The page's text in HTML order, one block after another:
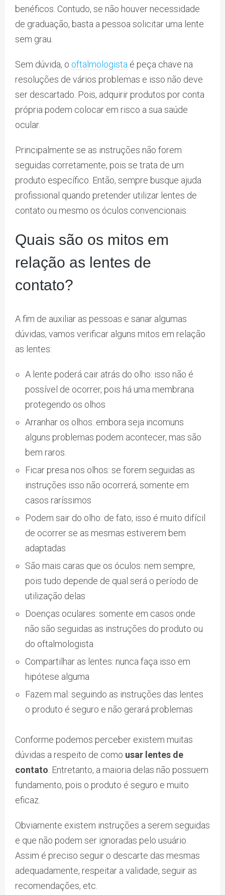
benéficos. Contudo, se não houver necessidade
de graduação, basta a pessoa solicitar uma lente
sem grau.
Sem dúvida, o oftalmologista é peça chave na
resoluções de vários problemas e isso não deve
ser descartado. Pois, adquirir produtos por conta
própria podem colocar em risco a sua saúde
ocular.
Principalmente se as instruções não forem
seguidas corretamente, pois se trata de um
produto específico. Então, sempre busque ajuda
profissional quando pretender utilizar lentes de
contato ou mesmo os óculos convencionais.
Quais são os mitos em
relação as lentes de
contato?
A fim de auxiliar as pessoas e sanar algumas
dúvidas, vamos verificar alguns mitos em relação
as lentes:
A lente poderá cair atrás do olho: isso não é
possível de ocorrer, pois há uma membrana
protegendo os olhos
Arranhar os olhos: embora seja incomuns
alguns problemas podem acontecer, mas são
bem raros.
Ficar presa nos olhos: se forem seguidas as
instruções isso não ocorrerá, somente em
casos raríssimos
Podem sair do olho: de fato, isso é muito difícil
de ocorrer se as mesmas estiverem bem
adaptadas
São mais caras que os óculos: nem sempre,
pois tudo depende de qual será o período de
utilização delas
Doenças oculares: somente em casos onde
não são seguidas as instruções do produto ou
do oftalmologista
Compartilhar as lentes: nunca faça isso em
hipótese alguma
Fazem mal: seguindo as instruções das lentes
o produto é seguro e não gerará problemas
Conforme podemos perceber existem muitas
dúvidas a respeito de como usar lentes de
contato. Entretanto, a maioria delas não possuem
fundamento, pois o produto é seguro e muito
eficaz.
Obviamente existem instruções a serem seguidas
e que não podem ser ignoradas pelo usuário.
Assim é preciso seguir o descarte das mesmas
adequadamente, respeitar a validade, seguir as
recomendações, etc.